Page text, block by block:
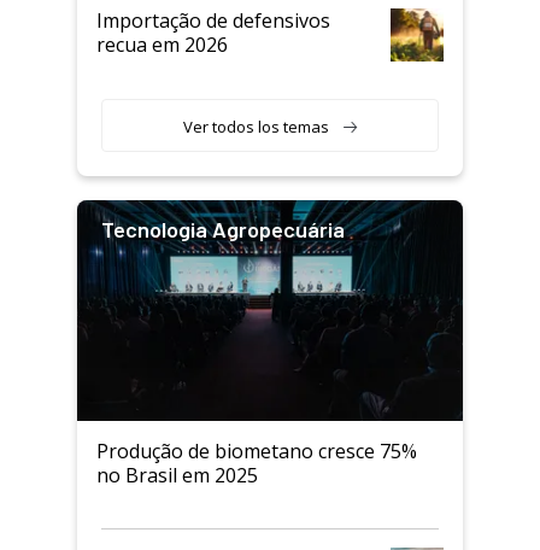
Importação de defensivos
recua em 2026
Ver todos los temas
Tecnologia Agropecuária
Produção de biometano cresce 75%
no Brasil em 2025